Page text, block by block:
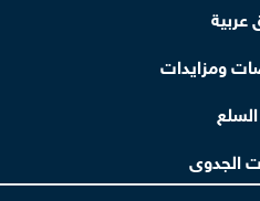
عربية
ومزايدات
السلع
الجدوى